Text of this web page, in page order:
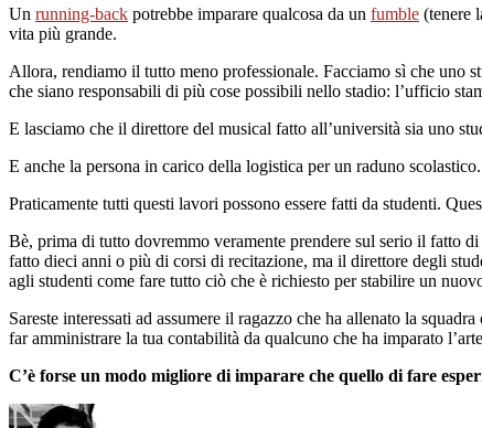
Un running-back potrebbe imparare qualcosa da un fumble (tenere
vita più grande.
Allora, rendiamo il tutto meno professionale. Facciamo sì che uno
che siano responsabili di più cose possibili nello stadio: l’ufficio
E lasciamo che il direttore del musical fatto all’università sia uno
E anche la persona in carico della logistica per un raduno scolastico.
Praticamente tutti questi lavori possono essere fatti da studenti.
Bè, prima di tutto dovremmo veramente prendere sul serio il fatto
fatto dieci anni o più di corsi di recitazione, ma il direttore degli
agli studenti come fare tutto ciò che è richiesto per stabilire un
Sareste interessati ad assumere il ragazzo che ha allenato la
far amministrare la tua contabilità da qualcuno che ha imparato
C’è forse un modo migliore di imparare che quello di fare